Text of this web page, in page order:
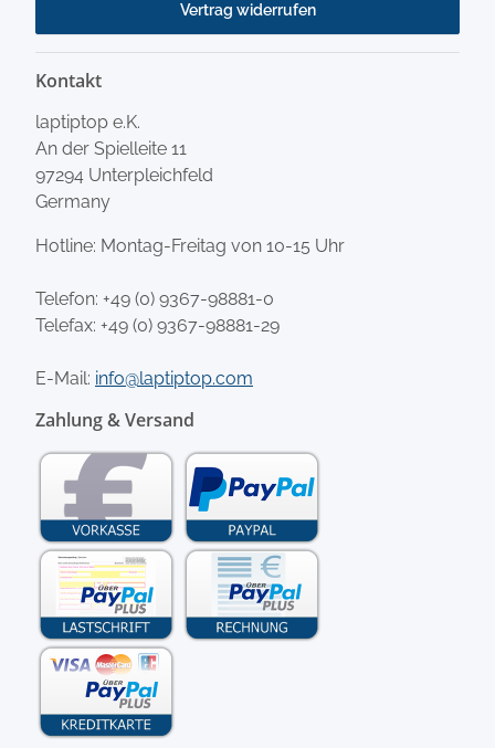
Vertrag widerrufen
Kontakt
laptiptop e.K.
An der Spielleite 11
97294 Unterpleichfeld
Germany
Hotline: Montag-Freitag von 10-15 Uhr
Telefon: +49 (0) 9367-98881-0
Telefax: +49 (0) 9367-98881-29
E-Mail: info@laptiptop.com
Zahlung & Versand